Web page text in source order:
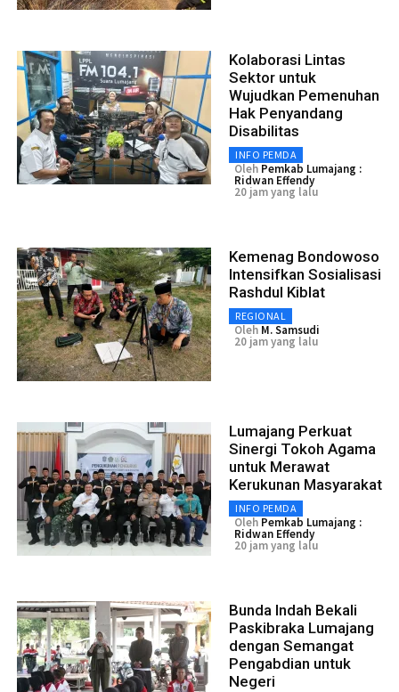
Kolaborasi Lintas
Sektor untuk
Wujudkan Pemenuhan
Hak Penyandang
Disabilitas
INFO PEMDA
Oleh Pemkab Lumajang :
Ridwan Effendy
20 jam yang lalu
Kemenag Bondowoso
Intensifkan Sosialisasi
Rashdul Kiblat
REGIONAL
Oleh M. Samsudi
20 jam yang lalu
Lumajang Perkuat
Sinergi Tokoh Agama
untuk Merawat
Kerukunan Masyarakat
INFO PEMDA
Oleh Pemkab Lumajang :
Ridwan Effendy
20 jam yang lalu
Bunda Indah Bekali
Paskibraka Lumajang
dengan Semangat
Pengabdian untuk
Negeri